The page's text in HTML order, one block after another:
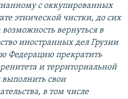
с оккупированных
этнической чистки, до сих
вернуться в
иностранных дел Грузии
Федерацию прекратить
и территориальной
выполнить свои
в том числе